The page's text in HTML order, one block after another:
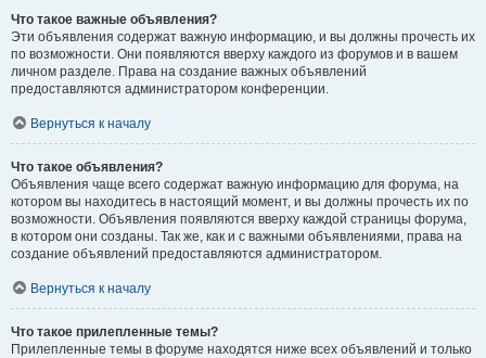
Что такое важные объявления?
Эти объявления содержат важную информацию, и вы должны прочесть их
по возможности. Они появляются вверху каждого из форумов и в вашем
личном разделе. Права на создание важных объявлений
предоставляются администратором конференции.
Вернуться к началу
Что такое объявления?
Объявления чаще всего содержат важную информацию для форума, на
котором вы находитесь в настоящий момент, и вы должны прочесть их по
возможности. Объявления появляются вверху каждой страницы форума,
в котором они созданы. Так же, как и с важными объявлениями, права на
создание объявлений предоставляются администратором.
Вернуться к началу
Что такое прилепленные темы?
Прилепленные темы в форуме находятся ниже всех объявлений и только